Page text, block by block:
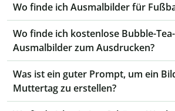
Wo finde ich Ausmalbilder für
Wo finde ich kostenlose Bubble-Tea-
Ausmalbilder zum Ausdrucken?
Was ist ein guter Prompt, um ein
Muttertag zu erstellen?